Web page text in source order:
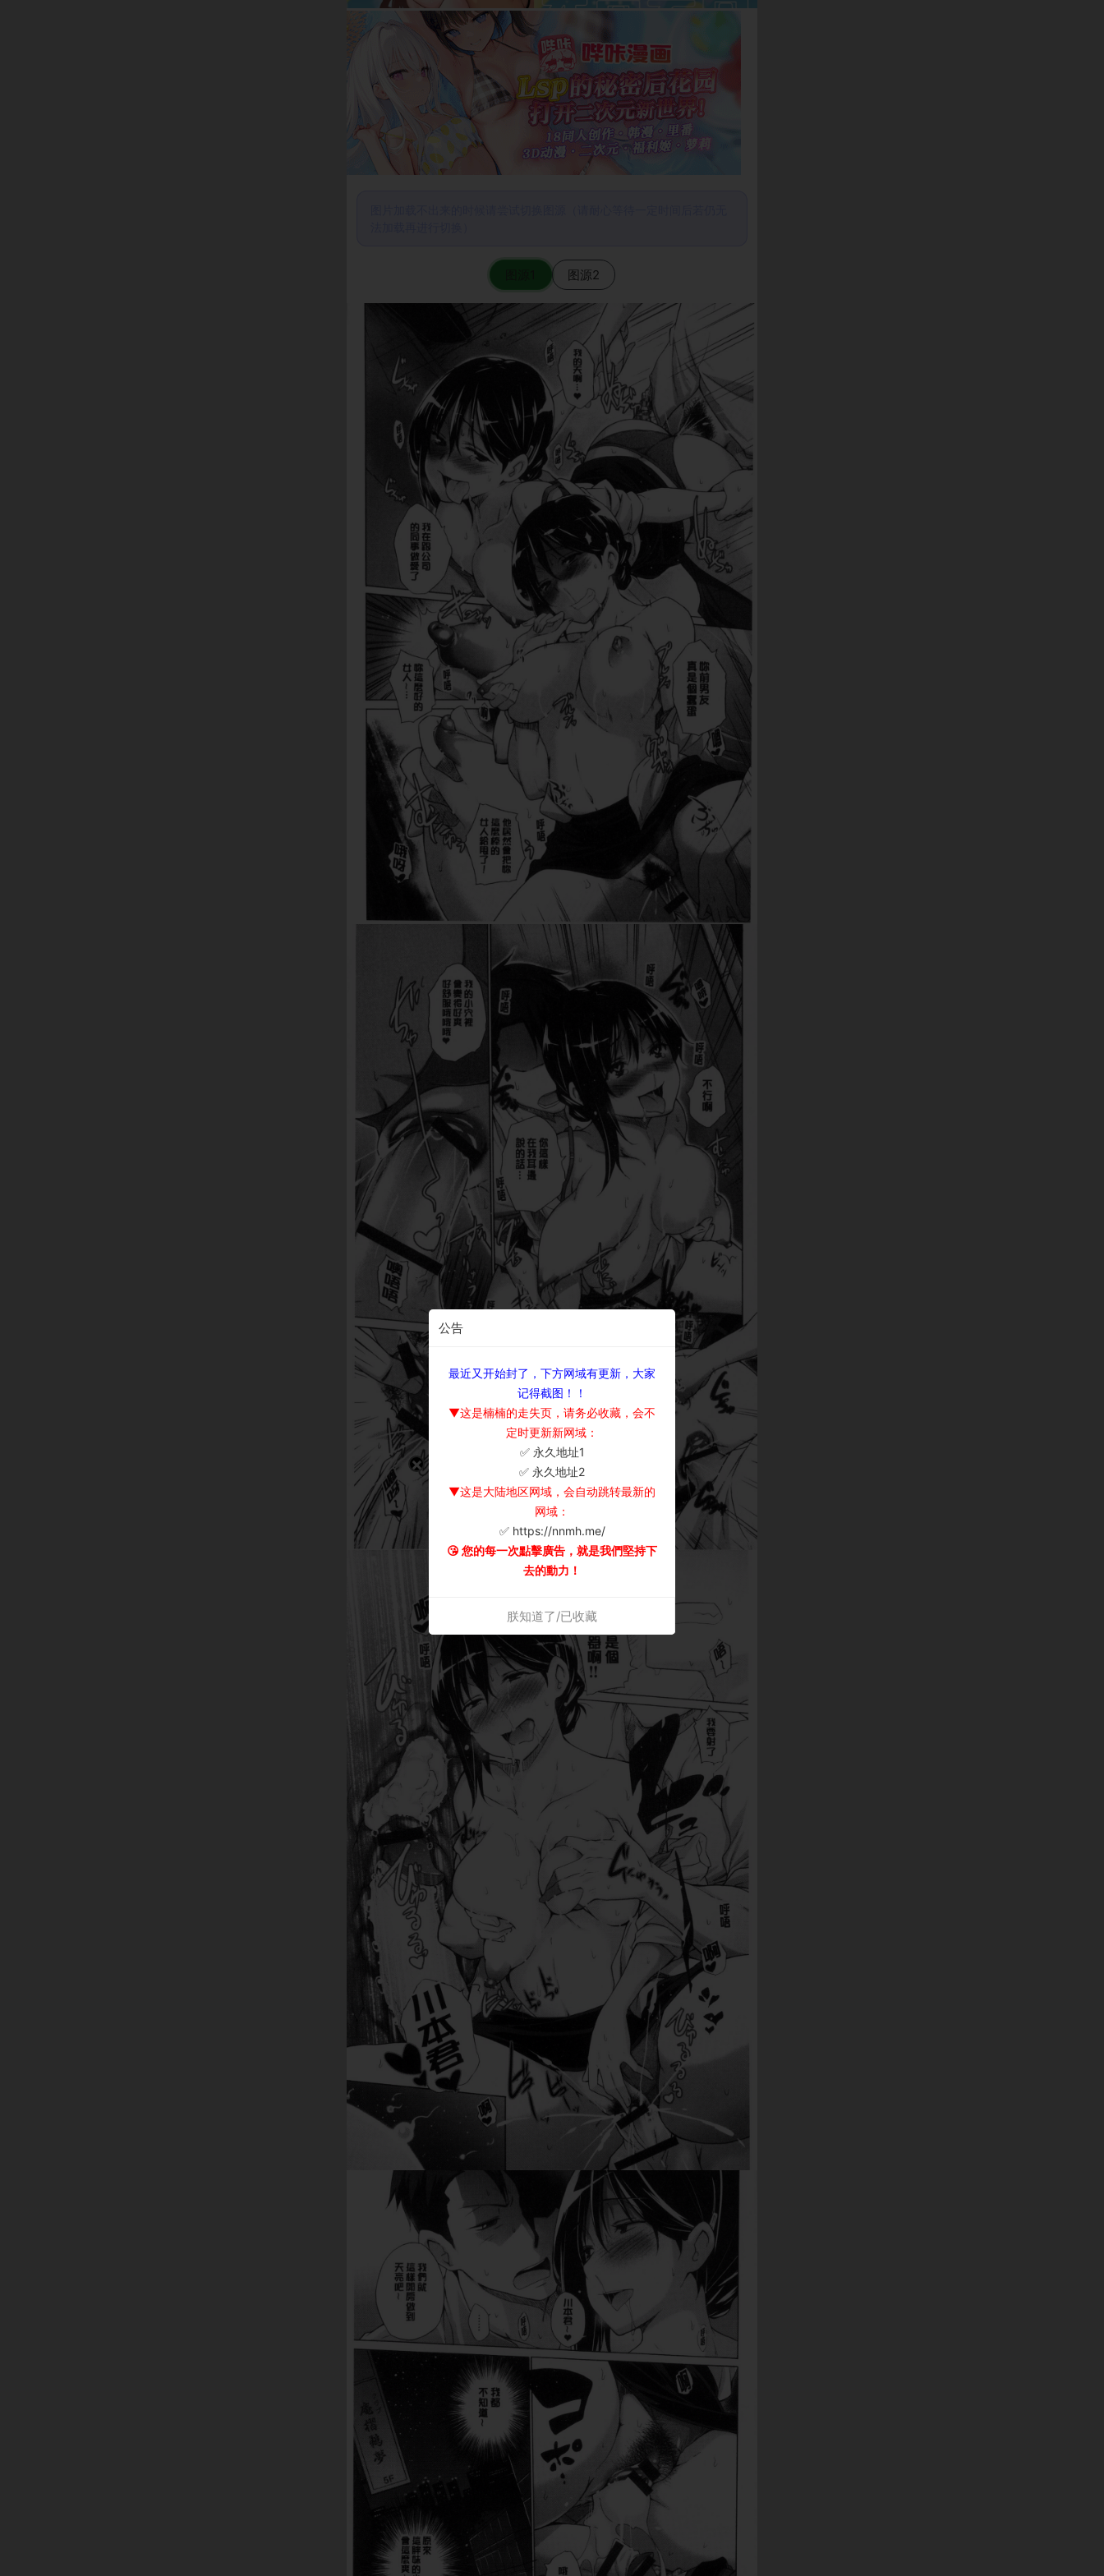
图源2
公告
最近又开始封了，下方网域有更新，大家
记得截图！！
▼这是楠楠的走失页，请务必收藏，会不
定时更新新网域：
✅ 永久地址1
✅ 永久地址2
▼这是大陆地区网域，会自动跳转最新的
网域：
✅ https://nnmh.me/
😘 您的每一次點擊廣告，就是我們堅持下
去的動力！
朕知道了/已收藏
×